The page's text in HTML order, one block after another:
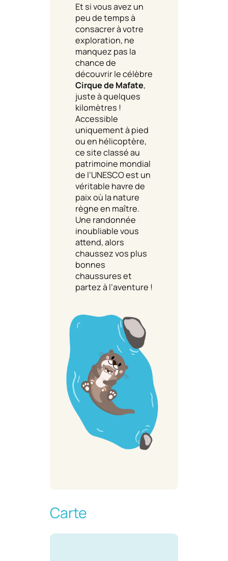
Et si vous avez un
peu de temps à
consacrer à votre
exploration, ne
manquez pas la
chance de
découvrir le célèbre
Cirque de Mafate,
juste à quelques
kilomètres !
Accessible
uniquement à pied
ou en hélicoptère,
ce site classé au
patrimoine mondial
de l’UNESCO est un
véritable havre de
paix où la nature
règne en maître.
Une randonnée
inoubliable vous
attend, alors
chaussez vos plus
bonnes
chaussures et
partez à l’aventure !
Carte